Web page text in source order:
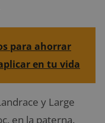
para ahorrar
en tu vida
y Large
en la paterna.